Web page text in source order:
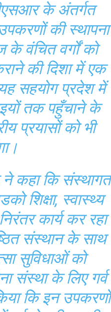
के अंतर्गत
की स्थापना
वंचित वर्गों को
की दिशा में एक
सहयोग प्रदेश में
तक पहुँचाने के
प्रयासों को भी
ने कहा कि संस्थागत
शिक्षा, स्वास्थ्य
कार्य कर रहा
संस्थान के साथ
सुविधाओं को
संस्था के लिए गर्व
कि इन उपकरणों